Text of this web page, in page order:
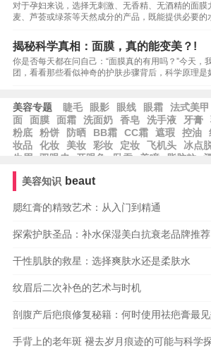
对于孕妇来说，选择无刺激、无香精、无酒精的面膜
麦、芦荟或绿茶等天然成分的产品，既能提供必要的
揭秘科学真相：面膜，真的能变美？!
你是否每天都在问自己：“面膜真的有用吗？”今天，
团，看看那些看似神奇的护肤步骤背后，科学原理是
美容专题 睫毛 眼影 眼线 眼霜 法式美甲
面
面膜 面霜 洗面奶 香皂 洗手液 牙膏
粉底
粉饼 防晒 BB霜 CC霜 遮瑕 控油
妆品
化妆 美妆 彩妆 定妆 飞机头 冰点
生眉
双眼皮 开眼角 卧蚕 美瞳 脂肪粒
牙
美容知识 beaut
腮红膏的精致艺术：从入门到精通
探索护肤圣品：补水保湿美白抗衰老品牌推荐
干性肌肤的救星：选择爽肤水还是柔肤水
纹眉后二次补色的艺术与时机
剖腹产后疤痕修复秘籍：何时使用祛疤膏最
手背上的老年斑 褪去岁月痕迹的可能与科学